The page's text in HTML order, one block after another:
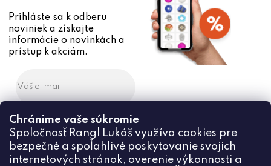
Chránime vaše súkromie
Spoločnosť Rangl Lukáš využíva cookies pre
bezpečné a spoľahlivé poskytovanie svojich
internetových stránok, overenie výkonnosti a
Prihláste sa k odberu
noviniek a získajte
informácie o novinkách a
prístup k akciám.
Odoslaním súhlasíte zo
spracovaním osobných údajov
PRIHLÁSIŤ